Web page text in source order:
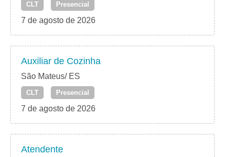
CLT Presencial
7 de agosto de 2026
Auxiliar de Cozinha
São Mateus/ ES
CLT Presencial
7 de agosto de 2026
Atendente